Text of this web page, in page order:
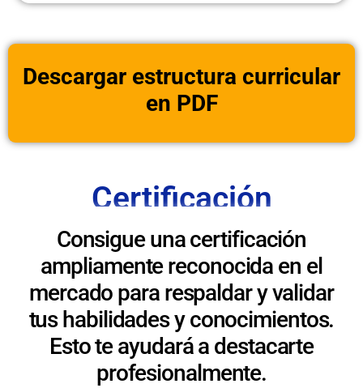
Descargar estructura curricular
en PDF
Certificación
Consigue una certificación
ampliamente reconocida en el
mercado para respaldar y validar
tus habilidades y conocimientos.
Esto te ayudará a destacarte
profesionalmente.